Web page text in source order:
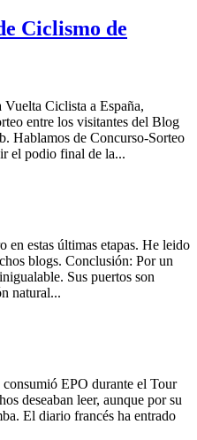
Ciclismo de
Ciclista a España,
entre los visitantes del Blog
Hablamos de Concurso-Sorteo
el podio final de la...
estas últimas etapas. He leido
blogs. Conclusión: Por un
Sus puertos son
natural...
EPO durante el Tour
deseaban leer, aunque por su
El diario francés ha entrado